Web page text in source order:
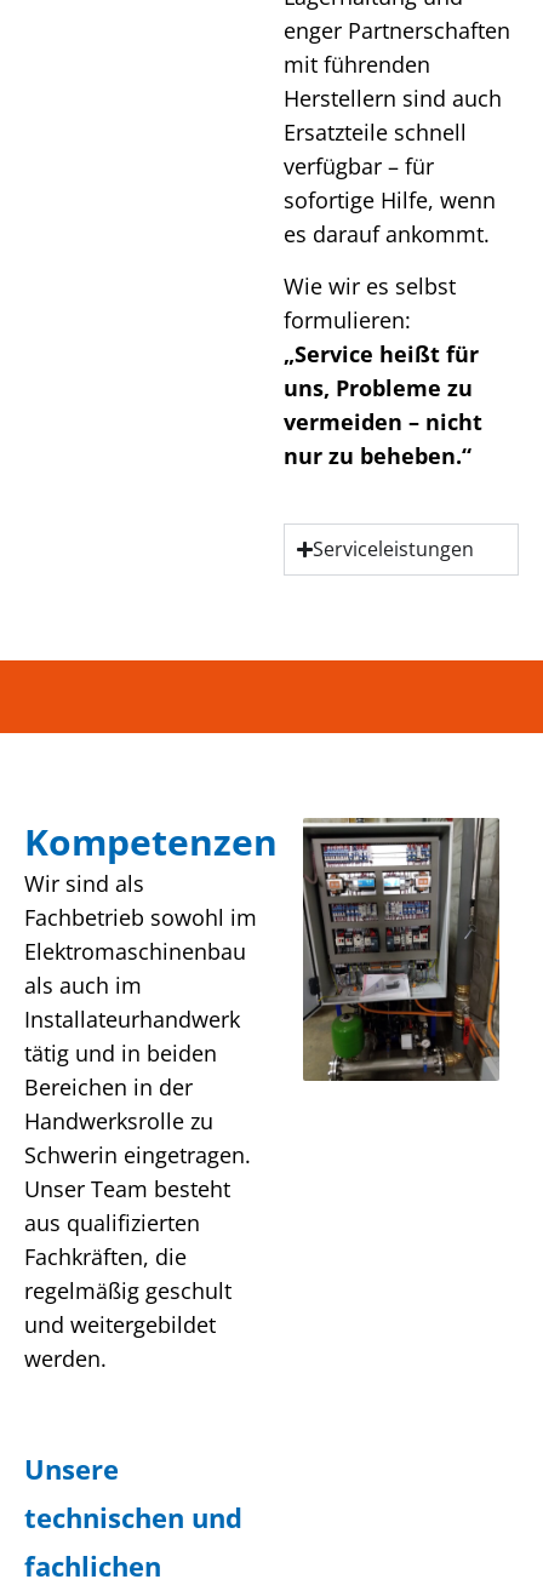
enger Partnerschaften
mit führenden
Herstellern sind auch
Ersatzteile schnell
verfügbar – für
sofortige Hilfe, wenn
es darauf ankommt.
Wie wir es selbst
formulieren:
„Service heißt für
uns, Probleme zu
vermeiden – nicht
nur zu beheben.“
Serviceleistungen
Kompetenzen
Wir sind als
Fachbetrieb sowohl im
Elektromaschinenbau
als auch im
Installateurhandwerk
tätig und in beiden
Bereichen in der
Handwerksrolle zu
Schwerin eingetragen.
Unser Team besteht
aus qualifizierten
Fachkräften, die
regelmäßig geschult
und weitergebildet
werden.
Unsere
technischen und
fachlichen